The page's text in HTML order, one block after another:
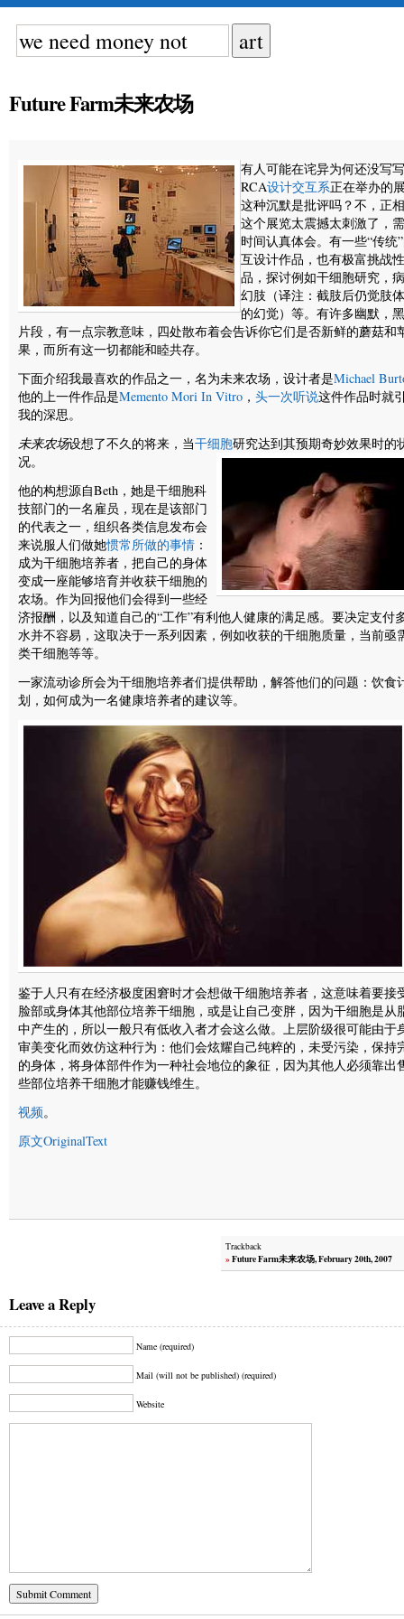
Future Farm未来农场
有人可能在诧异为何还没写
RCA设计交互系正在举办的
这种沉默是批评吗？不，正
这个展览太震撼太刺激了，
时间认真体会。有一些“传统”
互设计作品，也有极富挑战
品，探讨例如干细胞研究，
幻肢（译注：截肢后仍觉肢
的幻觉）等。有许多幽默，
片段，有一点宗教意味，四处散布着会告诉你它们是否新鲜的蘑菇和
果，而所有这一切都能和睦共存。
下面介绍我最喜欢的作品之一，名为未来农场，设计者是Michael
他的上一件作品是Memento Mori In Vitro ， 头一次听说这件作品时就
我的深思。
未来农场设想了不久的将来，当干细胞研究达到其预期奇妙效果时的
况。
他的构想源自Beth，她是干细胞科
技部门的一名雇员，现在是该部门
的代表之一，组织各类信息发布会
来说服人们做她惯常所做的事情 ：
成为干细胞培养者，把自己的身体
变成一座能够培育并收获干细胞的
农场。作为回报他们会得到一些经
济报酬，以及知道自己的“工作”有利他人健康的满足感。要决定支付
水并不容易，这取决于一系列因素，例如收获的干细胞质量，当前亟
类干细胞等等。
一家流动诊所会为干细胞培养者们提供帮助，解答他们的问题：饮食
划，如何成为一名健康培养者的建议等。
鉴于人只有在经济极度困窘时才会想做干细胞培养者，这意味着要接
脸部或身体其他部位培养干细胞，或是让自己变胖，因为干细胞是从
中产生的，所以一般只有低收入者才会这么做。上层阶级很可能由于
审美变化而效仿这种行为：他们会炫耀自己纯粹的，未受污染，保持
的身体，将身体部件作为一种社会地位的象征，因为其他人必须靠出
些部位培养干细胞才能赚钱维生。
视频。
原文OriginalText
Trackback
»Future Farm未来农场, February 20th, 2007
Leave a Reply
Name (required)
Mail (will not be published) (required)
Website